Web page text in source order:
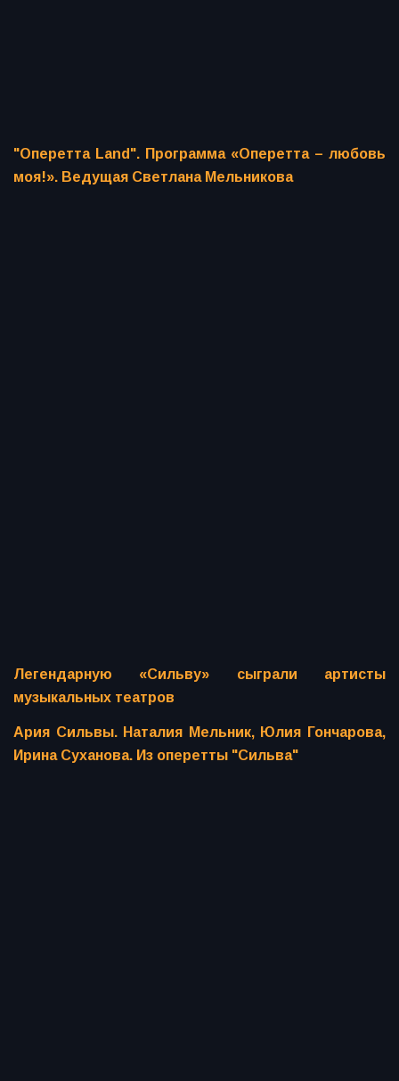
"Оперетта Land". Программа «Оперетта – любовь
моя!». Ведущая Светлана Мельникова
Легендарную «Сильву» сыграли артисты
музыкальных театров
Ария Сильвы. Наталия Мельник, Юлия Гончарова,
Ирина Суханова. Из оперетты "Сильва"